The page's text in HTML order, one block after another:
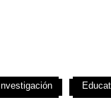
Investigación